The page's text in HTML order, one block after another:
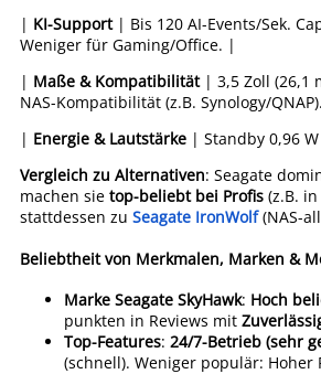
| KI-Support| Bis 120 AI-Events/Sek.
Weniger für Gaming/Office. |
| Maße & Kompatibilität| 3,5 Zoll (26,1
NAS-Kompatibilität (z.B. Synology/
| Energie & Lautstärke | Standby 0,96
Vergleich zu Alternativen: Seagate
machen sie top-beliebt bei Profis (z.B.
stattdessen zu Seagate IronWolf(NAS-
Beliebtheit von Merkmalen, Marken &
Marke Seagate SkyHawk: Hoch
punkten in Reviews mit
Top-Features: 24/7-Betrieb (sehr
(schnell). Weniger populär: Hoher